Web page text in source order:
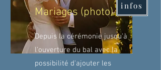
Mariages (photo) infos
Depuis la cérémonie jusqu'à
l'ouverture du bal avec la
possibilité d'ajouter les